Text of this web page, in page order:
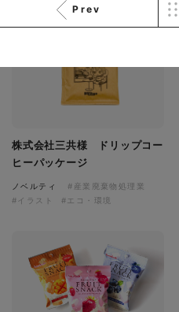
株式会社三共様 ドリップコー
ヒーパッケージ
ノベルティ
#産業廃棄物処理業
#イラスト
#エコ・環境
Prev